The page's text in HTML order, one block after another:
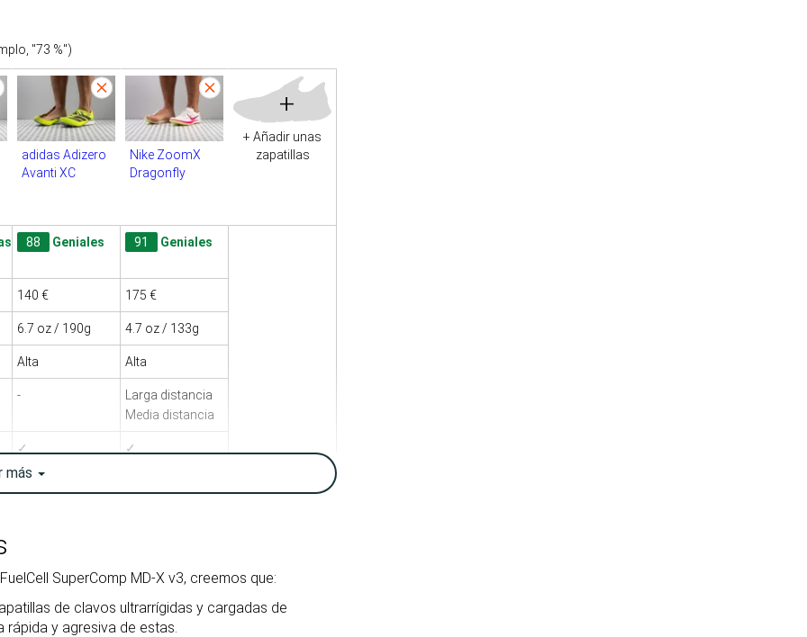
"73 %")
adidas Adizero
Avanti XC
Nike ZoomX
Dragonfly
+
+ Añadir unas
zapatillas
88 Geniales 91 Geniales
140 € 175 €
6.7 oz / 190g 4.7 oz / 133g
Alta Alta
-
Larga distancia
Media distancia
✓ ✓
Ancha
Tallan un poquito
pequeño
más
SuperComp MD-X v3, creemos que:
de clavos ultrarrígidas y cargadas de
rápida y agresiva de estas.